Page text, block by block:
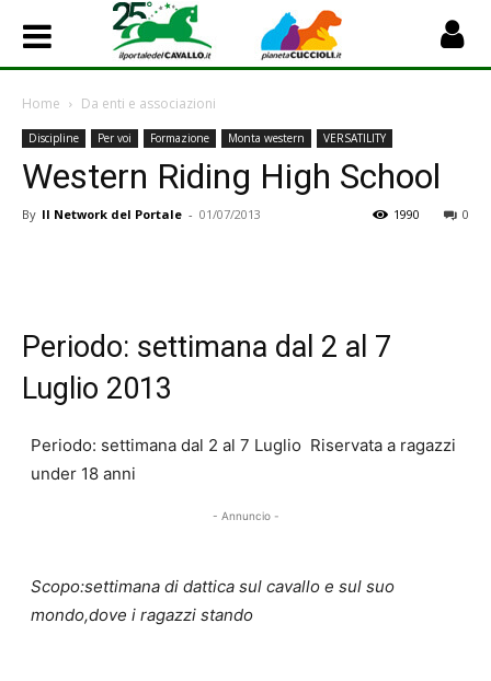
Home Da enti e associazioni
Discipline Per voi Formazione Monta western VERSATILITY
Western Riding High School
By Il Network del Portale - 01/07/2013 0
1990
Periodo: settimana dal 2 al 7
Luglio 2013
Periodo: settimana dal 2 al 7 Luglio Riservata a ragazzi
under 18 anni
- Annuncio -
Scopo:settimana di dattica sul cavallo e sul suo
mondo,dove i ragazzi stando